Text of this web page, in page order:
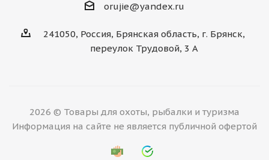
orujie@yandex.ru
241050, Россия, Брянская область, г. Брянск,
переулок Трудовой, 3 А
2026 © Товары для охоты, рыбалки и туризма
Информация на сайте не является публичной офертой